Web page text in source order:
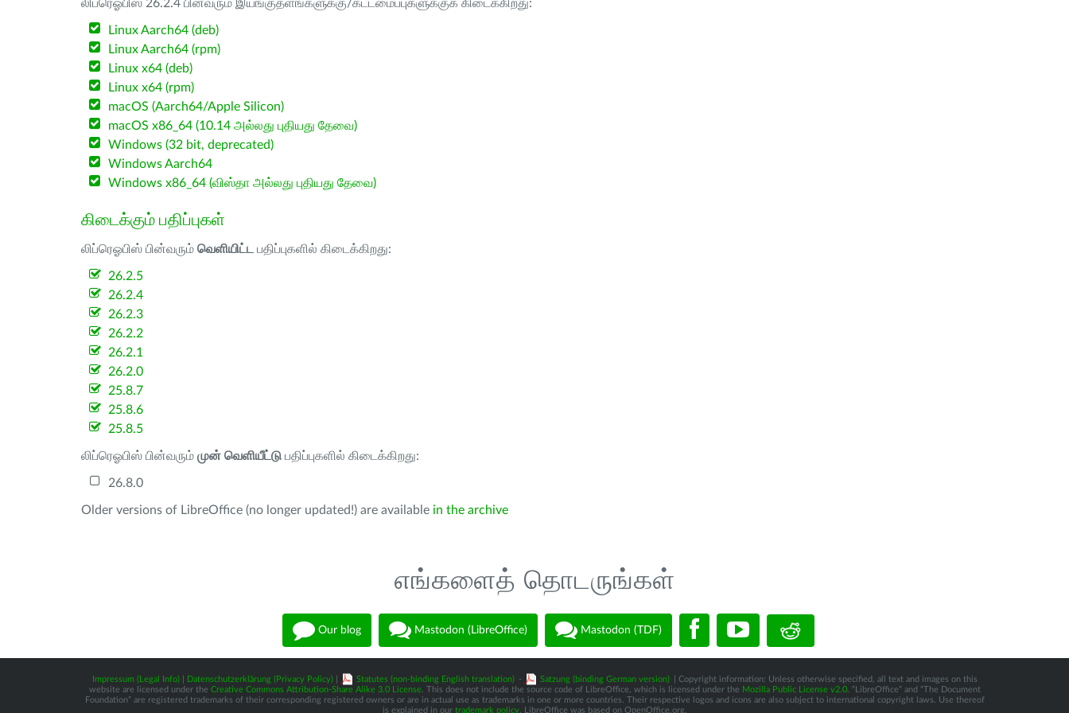
லிப்ரெஓபிஸ் 26.2.4 பின்வரும் இயங்குதளங்களுக்கு/கட்டமைப்புகளுக்குக் கிடைக்கிறது:
Linux Aarch64 (deb)
Linux Aarch64 (rpm)
Linux x64 (deb)
Linux x64 (rpm)
macOS (Aarch64/Apple Silicon)
macOS x86_64 (10.14 அல்லது புதியது தேவை)
Windows (32 bit, deprecated)
Windows Aarch64
Windows x86_64 (விஸ்தா அல்லது புதியது தேவை)
கிடைக்கும் பதிப்புகள்
லிப்ரெஓபிஸ் பின்வரும் வெளியிட்ட பதிப்புகளில் கிடைக்கிறது:
26.2.5
26.2.4
26.2.3
26.2.2
26.2.1
26.2.0
25.8.7
25.8.6
25.8.5
லிப்ரெஓபிஸ் பின்வரும் முன் வெளியீட்டு பதிப்புகளில் கிடைக்கிறது:
26.8.0
Older versions of LibreOffice (no longer updated!) are available in the archive
எங்களைத் தொடருங்கள்
Our blog Mastodon (LibreOffice) Mastodon (TDF)
Impressum (Legal Info)| Datenschutzerklärung (Privacy Policy)| Statutes (non-binding English translation) - Satzung (binding German version)
| Copyright information: Unless otherwise specified, all text and images on this
website are licensed under the Creative Commons Attribution-Share Alike 3.0 License. This does not include the source code of LibreOffice, which is licensed under the Mozilla Public License v2.0. “LibreOffice” and “The Document
Foundation” are registered trademarks of their corresponding registered owners or are in actual use as trademarks in one or more countries. Their respective logos and icons are also subject to international copyright laws. Use thereof
is explained in our trademark policy. LibreOffice was based on OpenOffice.org.